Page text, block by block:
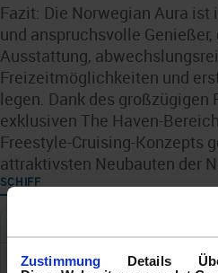
Zustimmung Details
Fazit: Die Norwegian Aura
und anspruchsvolle
Ausstattung,
Freizeitmöglichkeiten und
legen. Dank des großzügigen
exklusiven The Haven-
Freestyle-Cruising-Konzepts
attraktivsten Neubauten der
SCHIFF
Schiffstyp
Norwegian